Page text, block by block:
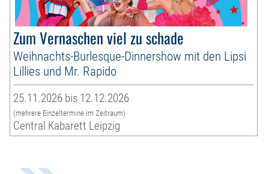
Zum Vernaschen viel zu schade
Weihnachts-Burlesque-Dinnershow mit den Lipsi
Lillies und Mr. Rapido
25.11.2026 bis 12.12.2026
(mehrere Einzeltermine im Zeitraum)
Central Kabarett Leipzig